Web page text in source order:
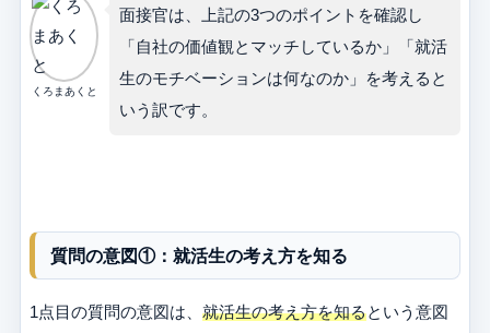
くろまあくと
面接官は、上記の3つのポイントを確認し
「自社の価値観とマッチしているか」「就活
生のモチベーションは何なのか」を考えると
いう訳です。
質問の意図①：就活生の考え方を知る
1点目の質問の意図は、 就活生の考え方を知るという意図